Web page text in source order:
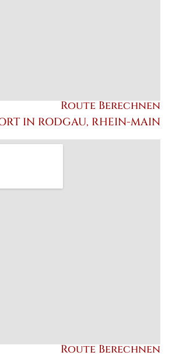
Route Berechnen
IN RODGAU, RHEIN-MAIN
Route Berechnen